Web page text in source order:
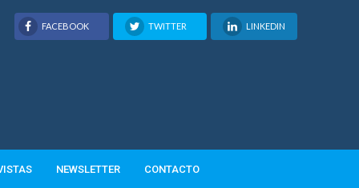
FACEBOOK TWITTER LINKEDIN
NEWSLETTER CONTACTO